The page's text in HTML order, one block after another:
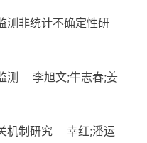
测非统计不确定性研
测 李旭文;牛志春;姜
机制研究 幸红;潘运